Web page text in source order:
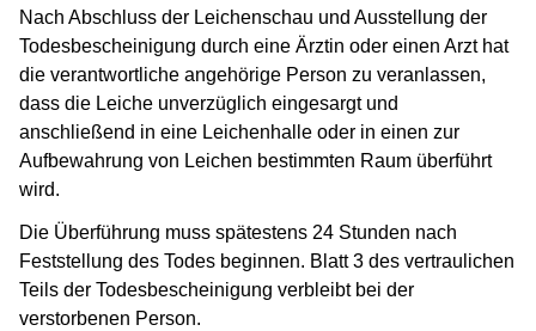
Nach Abschluss der Leichenschau und Ausstellung der
Todesbescheinigung durch eine Ärztin oder einen Arzt hat
die verantwortliche angehörige Person zu veranlassen,
dass die Leiche unverzüglich eingesargt und
anschließend in eine Leichenhalle oder in einen zur
Aufbewahrung von Leichen bestimmten Raum überführt
wird.
Die Überführung muss spätestens 24 Stunden nach
Feststellung des Todes beginnen. Blatt 3 des vertraulichen
Teils der Todesbescheinigung verbleibt bei der
verstorbenen Person.